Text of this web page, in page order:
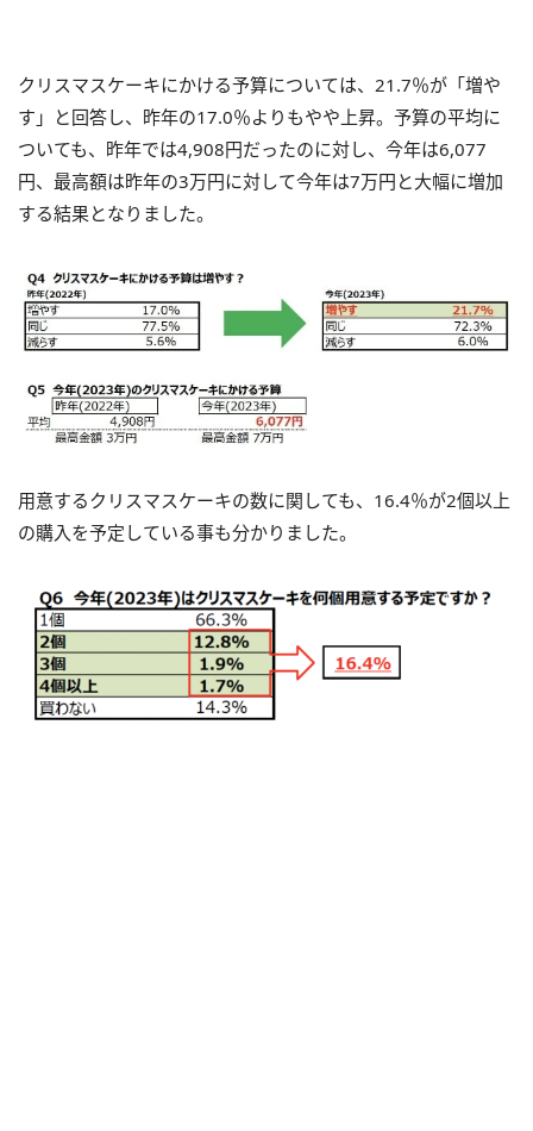
クリスマスケーキにかける予算については、21.7％が「増や
す」と回答し、昨年の17.0％よりもやや上昇。予算の平均に
ついても、昨年では4,908円だったのに対し、今年は6,077
円、最高額は昨年の3万円に対して今年は7万円と大幅に増加
する結果となりました。
用意するクリスマスケーキの数に関しても、16.4％が2個以上
の購入を予定している事も分かりました。